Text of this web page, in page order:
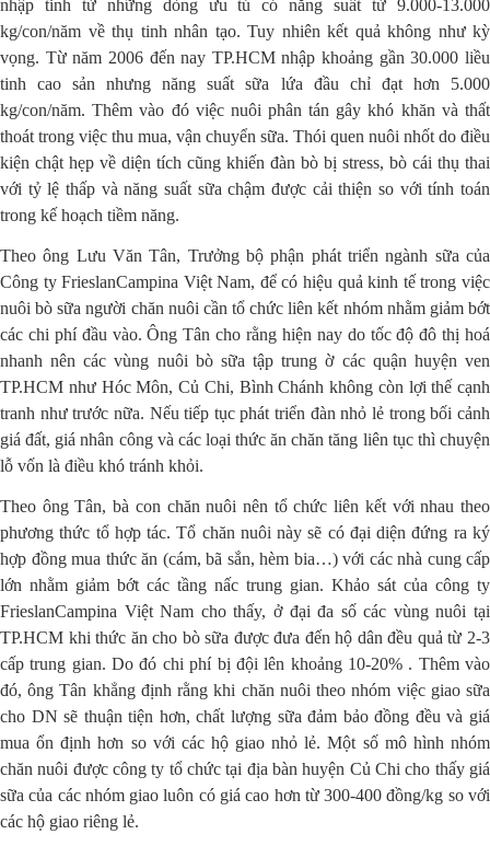
nhập tinh từ những dòng ưu tú có năng suất từ 9.000-13.000
kg/con/năm về thụ tinh nhân tạo. Tuy nhiên kết quả không như kỳ
vọng. Từ năm 2006 đến nay TP.HCM nhập khoảng gần 30.000 liều
tinh cao sản nhưng năng suất sữa lứa đầu chỉ đạt hơn 5.000
kg/con/năm. Thêm vào đó việc nuôi phân tán gây khó khăn và thất
thoát trong việc thu mua, vận chuyển sữa. Thói quen nuôi nhốt do điều
kiện chật hẹp về diện tích cũng khiến đàn bò bị stress, bò cái thụ thai
với tỷ lệ thấp và năng suất sữa chậm được cải thiện so với tính toán
trong kế hoạch tiềm năng.
Theo ông Lưu Văn Tân, Trưởng bộ phận phát triển ngành sữa của
Công ty FrieslanCampina Việt Nam, để có hiệu quả kinh tế trong việc
nuôi bò sữa người chăn nuôi cần tổ chức liên kết nhóm nhằm giảm bớt
các chi phí đầu vào. Ông Tân cho rằng hiện nay do tốc độ đô thị hoá
nhanh nên các vùng nuôi bò sữa tập trung ờ các quận huyện ven
TP.HCM như Hóc Môn, Củ Chi, Bình Chánh không còn lợi thế cạnh
tranh như trước nữa. Nếu tiếp tục phát triển đàn nhỏ lẻ trong bối cảnh
giá đất, giá nhân công và các loại thức ăn chăn tăng liên tục thì chuyện
lỗ vốn là điều khó tránh khỏi.
Theo ông Tân, bà con chăn nuôi nên tổ chức liên kết với nhau theo
phương thức tổ hợp tác. Tổ chăn nuôi này sẽ có đại diện đứng ra ký
hợp đồng mua thức ăn (cám, bã sắn, hèm bia…) với các nhà cung cấp
lớn nhằm giảm bớt các tầng nấc trung gian. Khảo sát của công ty
FrieslanCampina Việt Nam cho thấy, ở đại đa số các vùng nuôi tại
TP.HCM khi thức ăn cho bò sữa được đưa đến hộ dân đều quả từ 2-3
cấp trung gian. Do đó chi phí bị đội lên khoảng 10-20% . Thêm vào
đó, ông Tân khẳng định rằng khi chăn nuôi theo nhóm việc giao sữa
cho DN sẽ thuận tiện hơn, chất lượng sữa đảm bảo đồng đều và giá
mua ổn định hơn so với các hộ giao nhỏ lẻ. Một số mô hình nhóm
chăn nuôi được công ty tổ chức tại địa bàn huyện Củ Chi cho thấy giá
sữa của các nhóm giao luôn có giá cao hơn từ 300-400 đồng/kg so với
các hộ giao riêng lẻ.